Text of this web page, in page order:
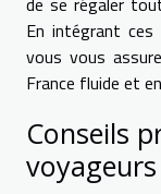
En intégrant
vous vous
France fluide et
Conseils
voyageurs